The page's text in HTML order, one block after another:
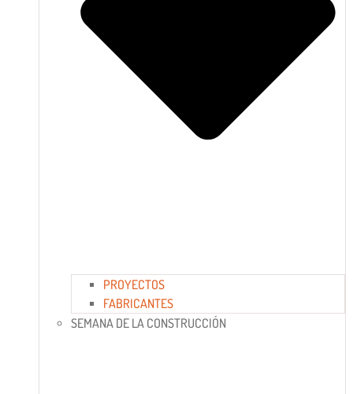
PROYECTOS
FABRICANTES
SEMANA DE LA CONSTRUCCIÓN